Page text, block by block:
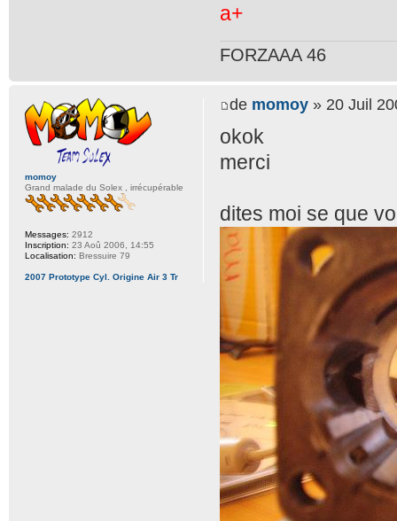
a+
FORZAAA 46
de momoy » 20 Juil
okok
merci
dites moi se que
momoy
Grand malade du Solex , irrécupérable
Messages: 2912
Inscription: 23 Aoû 2006, 14:55
Localisation: Bressuire 79
2007 Prototype Cyl. Origine Air 3 Tr